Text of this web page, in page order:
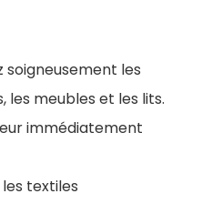
soigneusement les
les meubles et les lits.
immédiatement
les textiles